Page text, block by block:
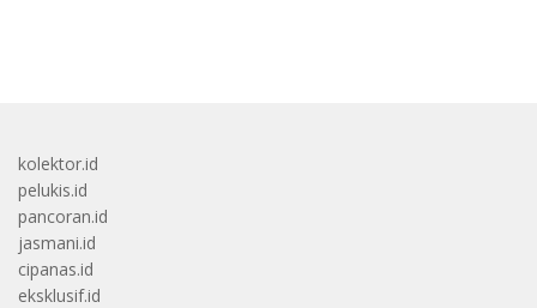
kolektor.id
pelukis.id
pancoran.id
jasmani.id
cipanas.id
eksklusif.id